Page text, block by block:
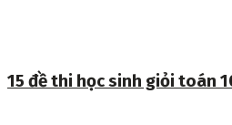
15 đề thi học sinh giỏi toán